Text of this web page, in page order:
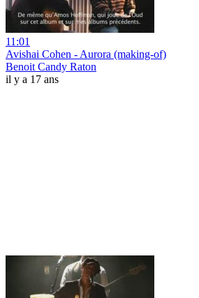
11:01
Avishai Cohen - Aurora (making-of)
Benoit Candy Raton
il y a 17 ans